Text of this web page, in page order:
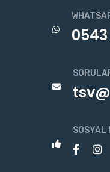
0543
SOSYAL